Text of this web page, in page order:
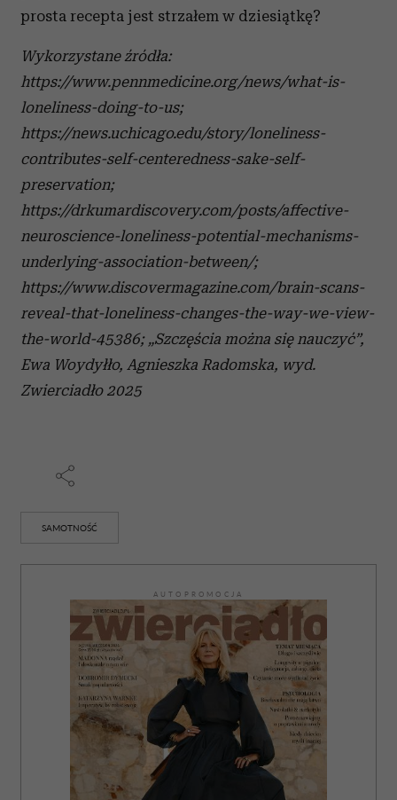
prosta recepta jest strzałem w dziesiątkę?
Wykorzystane źródła:
https://www.pennmedicine.org/news/what-is-
loneliness-doing-to-us;
https://news.uchicago.edu/story/loneliness-
contributes-self-centeredness-sake-self-
preservation;
https://drkumardiscovery.com/posts/affective-
neuroscience-loneliness-potential-mechanisms-
underlying-association-between/;
https://www.discovermagazine.com/brain-scans-
reveal-that-loneliness-changes-the-way-we-view-
the-world-45386; „Szczęścia można się nauczyć”,
Ewa Woydyłło, Agnieszka Radomska, wyd.
Zwierciadło 2025
SAMOTNOŚĆ
AUTOPROMOCJA